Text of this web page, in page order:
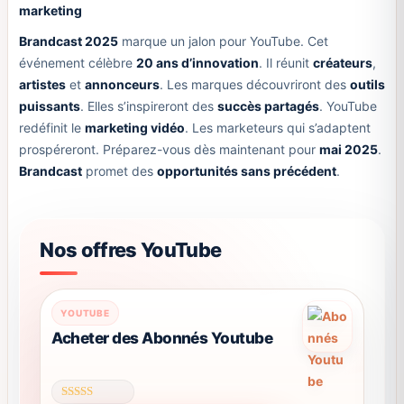
marketing
Brandcast 2025marque un jalon pour YouTube. Cet
événement célèbre 20 ans d’innovation. Il réunit créateurs,
artisteset annonceurs. Les marques découvriront des outils
puissants. Elles s’inspireront des succès partagés. YouTube
redéfinit le marketing vidéo. Les marketeurs qui s’adaptent
prospéreront. Préparez-vous dès maintenant pour mai 2025.
Brandcastpromet des opportunités sans précédent.
Nos offres YouTube
YOUTUBE
Acheter des Abonnés Youtube
Ce
produit
variations.